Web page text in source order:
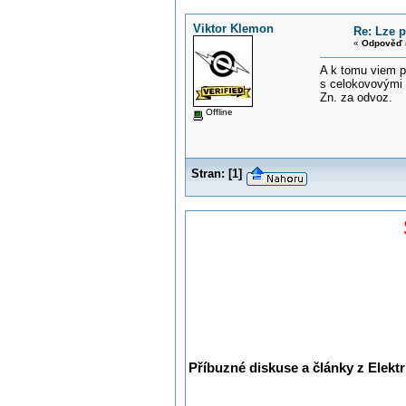
Viktor Klemon
Offline
Re: Lze
« Odpověď
A k tomu viem
s celokovovými
Zn. za odvoz.
Stran: [1]
Příbuzné diskuse a články z